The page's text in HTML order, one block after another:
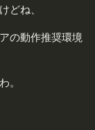
どね、
の動作推奨環境
。